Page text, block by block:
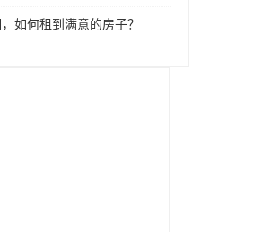
如何租到满意的房子？